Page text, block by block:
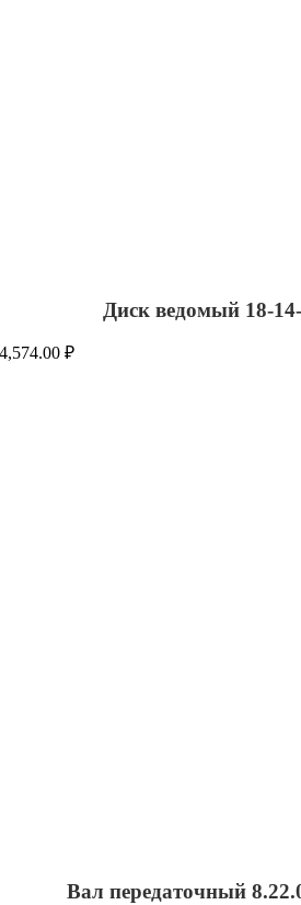
Диск ведомый 18-
4,574.00₽
Вал передаточный